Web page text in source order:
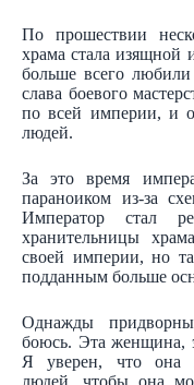
По прошествии
храма стала
больше всего
слава боевого
по всей империи, и
людей.
За это время
параноиком из-за
Император стал
хранительницы
своей империи, но
подданным больше
Однажды
боюсь. Эта женщина,
Я уверен, что она